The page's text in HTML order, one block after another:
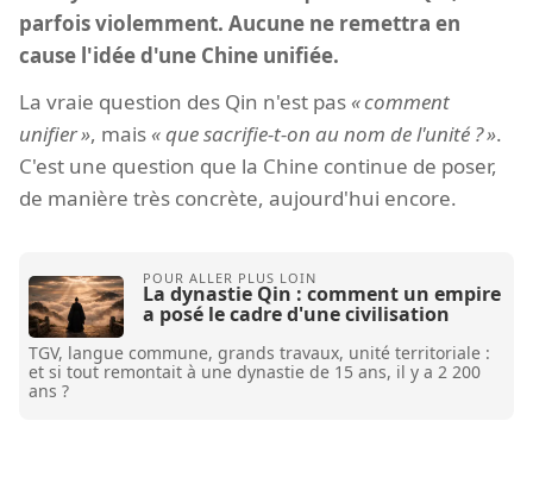
parfois violemment. Aucune ne remettra en
cause l'idée d'une Chine unifiée.
La vraie question des Qin n'est pas
comment
unifier , mais que sacrifie-t-on au nom de l'unité ? .
C'est une question que la Chine continue de poser,
de manière très concrète, aujourd'hui encore.
La dynastie Qin : comment un empire
a posé le cadre d'une civilisation
TGV, langue commune, grands travaux, unité territoriale :
et si tout remontait à une dynastie de 15 ans, il y a 2 200
ans ?